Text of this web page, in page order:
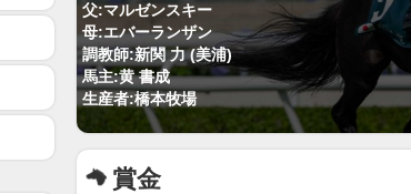
父:マルゼンスキー
母:エバーランザン
調教師:新関 力 (美浦)
馬主:黄 書成
生産者:橋本牧場
賞金